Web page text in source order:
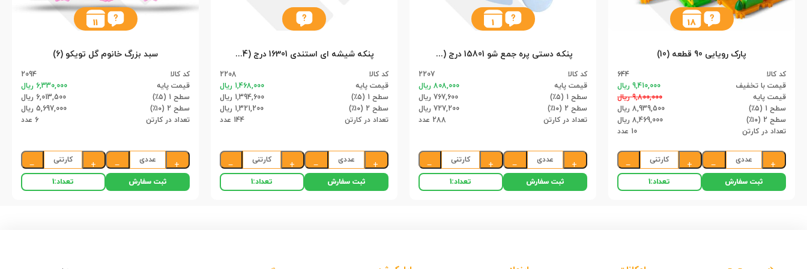
18
پارک رویایی 90 قطعه (10)
کد کالا
644
قیمت با تخفیف
9,410,000 ریال
قیمت پایه
9,800,000 ریال
سطح 1 (۵٪)
8,939,500 ریال
سطح 2 (۱۰٪)
8,469,000 ریال
تعداد در کارتن
10 عدد
+
عددی
−
+
کارتنی
−
ثبت سفارش تعداد:1
1
پنکه دستی پره جمع شو 15801 درج (24)(288)
کد کالا
2207
قیمت پایه
808,000 ریال
سطح 1 (۵٪)
767,600 ریال
سطح 2 (۱۰٪)
727,200 ریال
تعداد در کارتن
288 عدد
+
عددی
−
+
کارتنی
−
ثبت سفارش تعداد:1
پنکه شیشه ای استندی 16301 درج (24)(144)
کد کالا
2208
قیمت پایه
1,468,000 ریال
سطح 1 (۵٪)
1,394,600 ریال
سطح 2 (۱۰٪)
1,321,200 ریال
تعداد در کارتن
144 عدد
+
عددی
−
+
کارتنی
−
ثبت سفارش تعداد:1
11
سبد بزرگ خانوم گل تویکو (6)
کد کالا
2094
قیمت پایه
6,330,000 ریال
سطح 1 (۵٪)
6,013,500 ریال
سطح 2 (۱۰٪)
5,697,000 ریال
تعداد در کارتن
6 عدد
+
عددی
−
+
کارتنی
−
ثبت سفارش تعداد:1